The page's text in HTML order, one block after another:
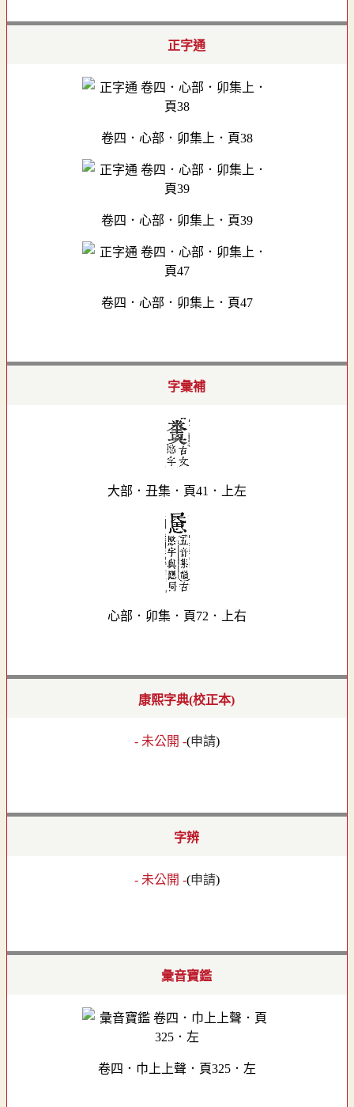
正字通
卷四．心部．卯集上．頁38
卷四．心部．卯集上．頁39
卷四．心部．卯集上．頁47
字彙補
大部．丑集．頁41．上左
心部．卯集．頁72．上右
康熙字典(校正本)
- 未公開 -(申請)
字辨
- 未公開 -(申請)
彙音寶鑑
卷四．巾上上聲．頁325．左